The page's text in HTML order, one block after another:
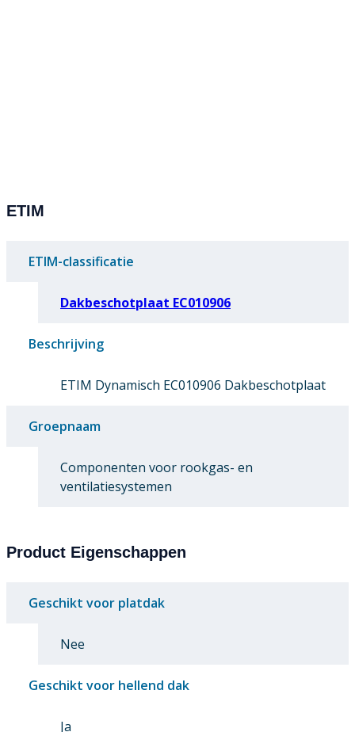
ETIM
ETIM-classificatie
Dakbeschotplaat EC010906
Beschrijving
ETIM Dynamisch EC010906 Dakbeschotplaat
Groepnaam
Componenten voor rookgas- en
ventilatiesystemen
Product Eigenschappen
Geschikt voor platdak
Nee
Geschikt voor hellend dak
Ja